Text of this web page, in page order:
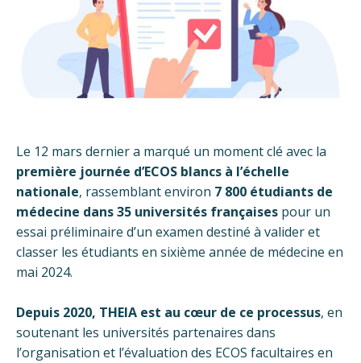
Le 12 mars dernier a marqué un moment clé avec la
première journée d’ECOS blancs à l’échelle
nationale, rassemblant environ 7 800 étudiants de
médecine dans 35 universités françaises pour un
essai préliminaire d’un examen destiné à valider et
classer les étudiants en sixième année de médecine en
mai 2024.
Depuis 2020, THEIA est au cœur de ce processus, en
soutenant les universités partenaires dans
l’organisation et l’évaluation des ECOS facultaires en